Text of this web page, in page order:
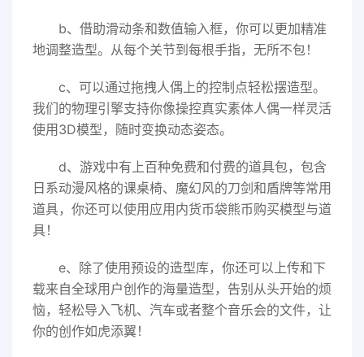
b、借助滑动条和数值输入框，你可以更加精准
地调整造型。从每个关节到每根手指，无所不包！
c、可以通过拖拽人偶上的控制点轻松摆造型。
我们的物理引擎支持你像操控真实素体人偶一样灵活
使用3D模型，随时变换动态姿态。
d、游戏中有上百种免费和付费的道具包，包含
日系动漫风格的课桌椅、魔幻风的刀剑和盾牌等常用
道具，你还可以使用应用内货币袋熊币购买模型与道
具！
e、除了使用预设的造型库，你还可以上传和下
载来自全球用户创作的海量造型，告别从头开始的烦
恼，轻松导入飞机、汽车或者整个音乐会的文件，让
你的创作如虎添翼！